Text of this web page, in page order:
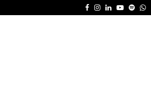
Facebook
Instagram
LinkedinYoutube